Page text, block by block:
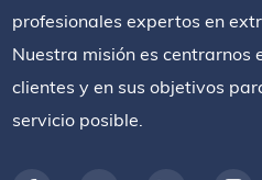
profesionales expertos en
Nuestra misión es centrarnos
clientes y en sus objetivos
servicio posible.